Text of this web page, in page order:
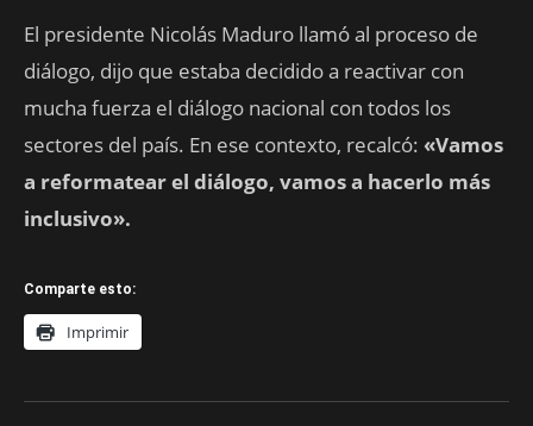
El presidente Nicolás Maduro llamó al proceso de
diálogo, dijo que estaba decidido a reactivar con
mucha fuerza el diálogo nacional con todos los
sectores del país. En ese contexto, recalcó: «Vamos
a reformatear el diálogo, vamos a hacerlo más
inclusivo».
Comparte esto:
Imprimir